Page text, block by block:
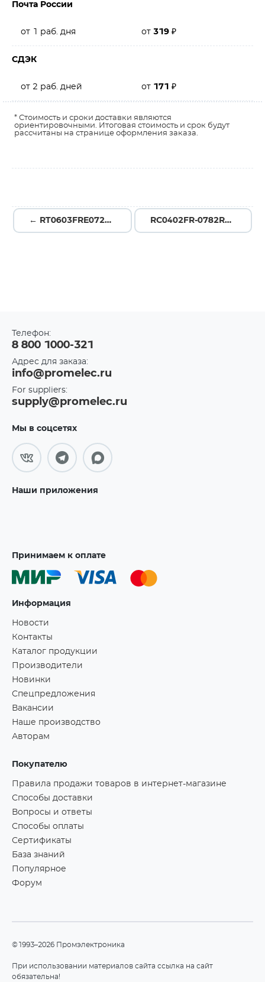
Почта России
от 1 раб. дня от 319 ₽
СДЭК
от 2 раб. дней от 171 ₽
* Стоимость и сроки доставки являются
ориентировочными. Итоговая стоимость и срок будут
рассчитаны на странице оформления заказа.
← RT0603FRE07221RL RC0402FR-0782R5L →
Телефон:
8 800 1000-321
Адрес для заказа:
info@promelec.ru
For suppliers:
supply@promelec.ru
Мы в соцсетях
Наши приложения
Принимаем к оплате
Информация
Новости
Контакты
Каталог продукции
Производители
Новинки
Спецпредложения
Вакансии
Наше производство
Авторам
Покупателю
Правила продажи товаров в интернет-магазине
Способы доставки
Вопросы и ответы
Способы оплаты
Сертификаты
База знаний
Популярное
Форум
©1993–2026 Промэлектроника
При использовании материалов сайта ссылка на сайт
обязательна!